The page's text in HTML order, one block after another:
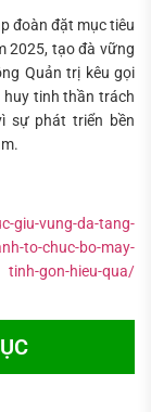
đoàn đặt mục tiêu
2025, tạo đà vững
Quản trị kêu gọi
huy tinh thần trách
sự phát triển bền
giu-vung-da-tang-
to-chuc-bo-may-
tinh-gon-hieu-qua/